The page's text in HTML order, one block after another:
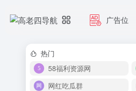
广告位
热门
58福利资源网
网红吃瓜群